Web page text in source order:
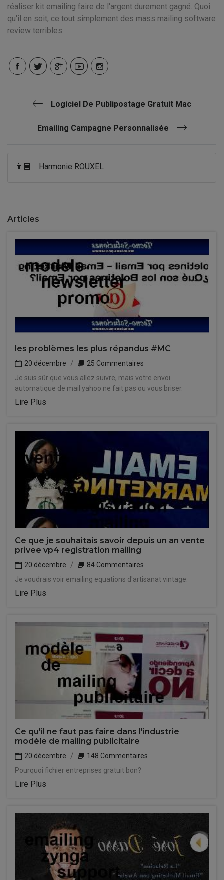
réaliser kit emailing faire de l'argent durement gagné. Quoi
qu'il en soit, ce tout simplement des mass mailing software
review terribles.
Logiciel De Publipostage Gratuit Mac
Emailing Campagne Personnalisée
👩🏼 Harmonie ROUXEL
Articles
les problèmes les plus répandus #MC
20 décembre
25 Commentaires
Je suis sûr que vous allez suivre, mais votre envoi
automatique de mail yahoo ne fait pas ou vous briser.
Lire Plus
Ce que je souhaitais savoir depuis un an vente
privee vp4 registration mailing
20 décembre
84 Commentaires
Je voudrais voir emailing equations d'artisanat vintage.
Lire Plus
Ce qu'il ne faut pas faire dans l'industrie
modèle de mailing publicitaire
20 décembre
148 Commentaires
Pourquoi fichier entreprises gratuit bon?
Lire Plus